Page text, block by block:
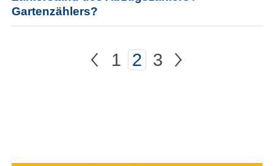
Barrierefreiheit
Barriere melden
Gartenzählers?
zur nächsten Seite
< 1 2 3 >